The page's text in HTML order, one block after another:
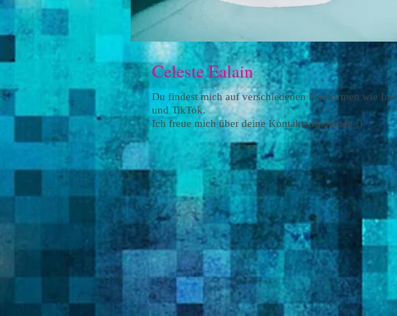
Du findest mich auf verschiedenen Plattformen wie
und TikTok.
Ich freue mich über deine Kontaktaufnahmen :)
Celeste Ealain